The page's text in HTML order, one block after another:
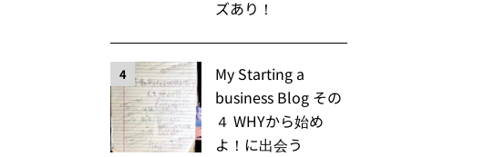
ズあり！
4
My Starting a
business Blog その
４ WHYから始め
よ！に出会う